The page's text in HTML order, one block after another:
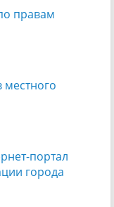
правам
местного
портал
города